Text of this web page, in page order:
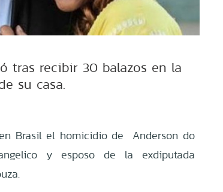
tras recibir 30 balazos en la
su casa.
Brasil el homicidio de Anderson do
y esposo de la exdiputada